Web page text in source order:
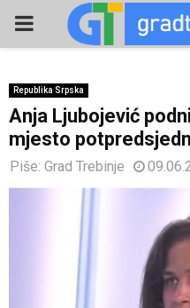
PRIMARY
Republika Srpska
Anja Ljubojević
mjesto
Piše: Grad Trebinje